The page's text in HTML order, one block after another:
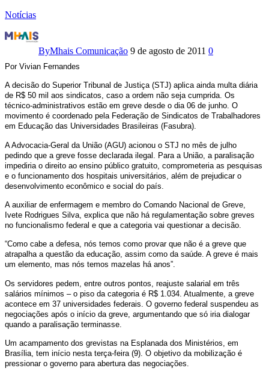
Notícias
Servidores
questionam
decisão
do
STJ
sobre
greve
nas
universidades
federais
ByMhais Comunicação 9 de agosto de 2011 0
Por Vivian Fernandes
A decisão do Superior Tribunal de Justiça (STJ) aplica ainda multa diária
de R$ 50 mil aos sindicatos, caso a ordem não seja cumprida. Os
técnico-administrativos estão em greve desde o dia 06 de junho. O
movimento é coordenado pela Federação de Sindicatos de Trabalhadores
em Educação das Universidades Brasileiras (Fasubra).
A Advocacia-Geral da União (AGU) acionou o STJ no mês de julho
pedindo que a greve fosse declarada ilegal. Para a União, a paralisação
impediria o direito ao ensino público gratuito, comprometeria as pesquisas
e o funcionamento dos hospitais universitários, além de prejudicar o
desenvolvimento econômico e social do país.
A auxiliar de enfermagem e membro do Comando Nacional de Greve,
Ivete Rodrigues Silva, explica que não há regulamentação sobre greves
no funcionalismo federal e que a categoria vai questionar a decisão.
“Como cabe a defesa, nós temos como provar que não é a greve que
atrapalha a questão da educação, assim como da saúde. A greve é mais
um elemento, mas nós temos mazelas há anos”.
Os servidores pedem, entre outros pontos, reajuste salarial em três
salários mínimos – o piso da categoria é R$ 1.034. Atualmente, a greve
acontece em 37 universidades federais. O governo federal suspendeu as
negociações após o início da greve, argumentando que só iria dialogar
quando a paralisação terminasse.
Um acampamento dos grevistas na Esplanada dos Ministérios, em
Brasília, tem início nesta terça-feira (9). O objetivo da mobilização é
pressionar o governo para abertura das negociações.